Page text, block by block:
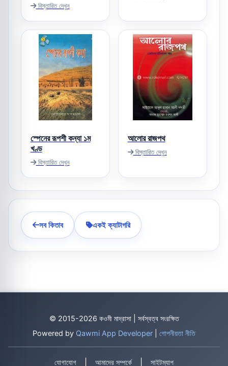
বিস্তারিত দেখুন
স্পেনের রূপশী কন্যা ১ম
খণ্ড
বিস্তারিত দেখুন
আলোর রাজপথ
বিস্তারিত দেখুন
সব কিতাব একই ক্যাটাগরি
© 2015-2026 কওমী মাদ্রাসা | সর্বস্বত্ব সংরক্ষিত
Powered by Qawmi App Developer গোপনীয়তা নীতি
যোগাযোগ আমাদের সম্পর্কে সাইটম্যাপ